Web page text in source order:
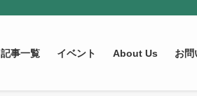
記事一覧 イベント About Us お問